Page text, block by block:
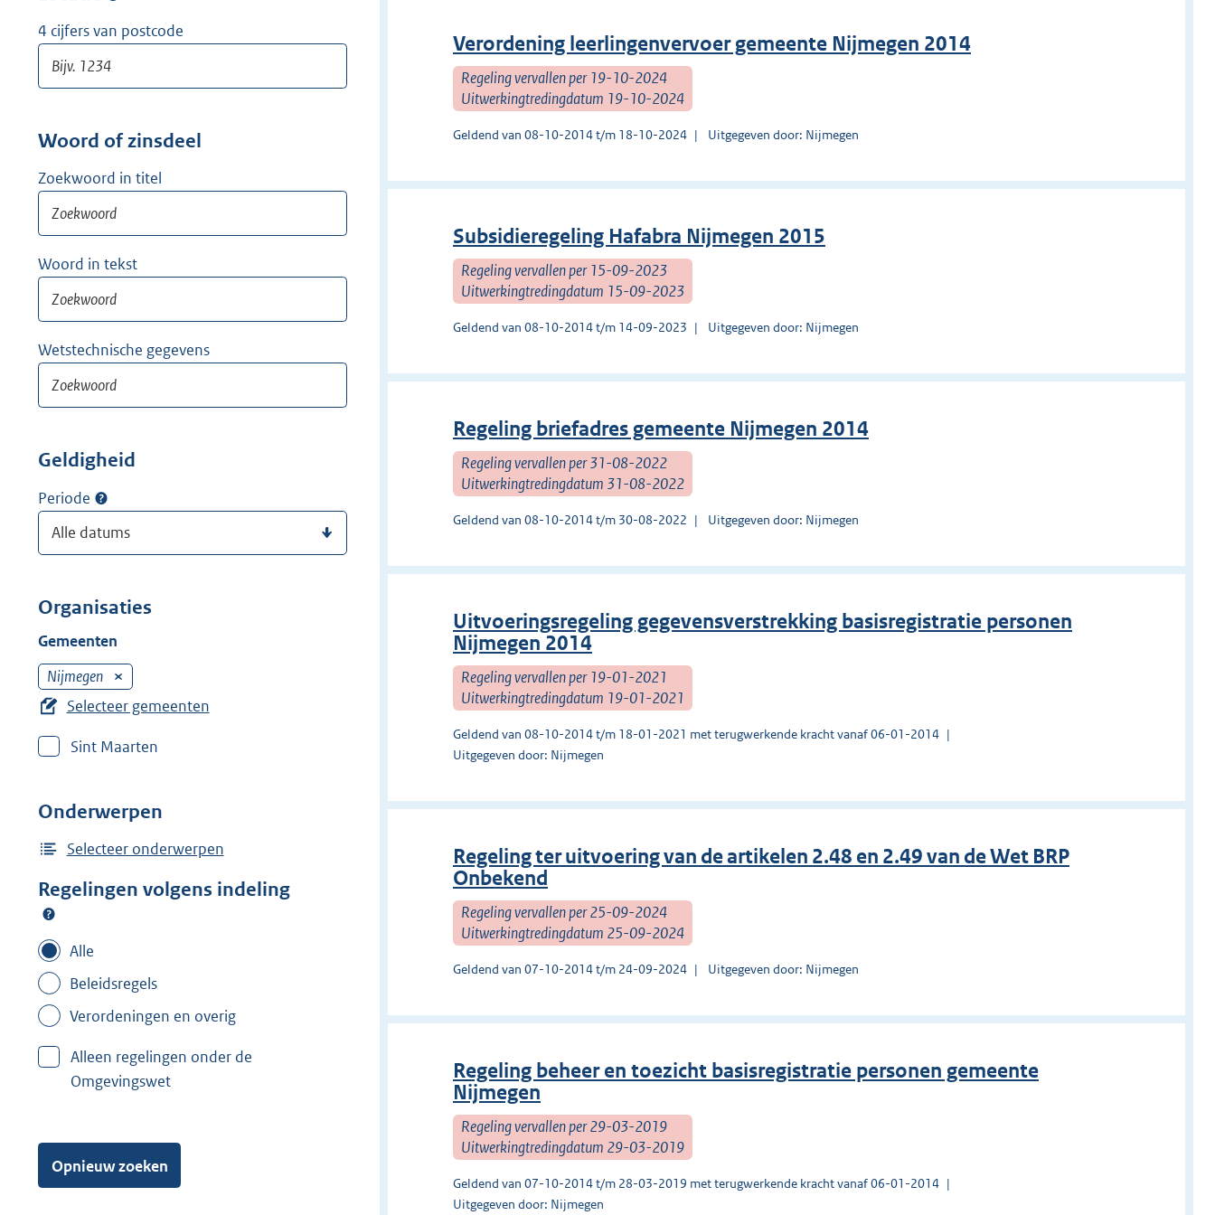
i
4 cijfers van postcode
Woord of zinsdeel
Zoekwoord in titel
Woord in tekst
Wetstechnische gegevens
Geldigheid
Periode
Organisaties
Gemeenten
Nijmegen
e
w
d
e
f
e
r
N
i
m
e
g
Selecteer gemeenten
Sint Maarten
Onderwerpen
Selecteer onderwerpen
Regelingen volgens indeling
Alle
Beleidsregels
Verordeningen en overig
Alleen regelingen onder de
Omgevingswet
Opnieuw zoeken
Verordening leerlingenvervoer gemeente Nijmegen 2014
Regeling vervallen per 19-10-2024
Uitwerkingtredingdatum 19-10-2024
Geldend van 08-10-2014 t/m 18-10-2024 Uitgegeven door: Nijmegen
Subsidieregeling Hafabra Nijmegen 2015
Regeling vervallen per 15-09-2023
Uitwerkingtredingdatum 15-09-2023
Geldend van 08-10-2014 t/m 14-09-2023 Uitgegeven door: Nijmegen
Regeling briefadres gemeente Nijmegen 2014
Regeling vervallen per 31-08-2022
Uitwerkingtredingdatum 31-08-2022
Geldend van 08-10-2014 t/m 30-08-2022 Uitgegeven door: Nijmegen
Uitvoeringsregeling gegevensverstrekking basisregistratie personen
Nijmegen 2014
Regeling vervallen per 19-01-2021
Uitwerkingtredingdatum 19-01-2021
Geldend van 08-10-2014 t/m 18-01-2021 met terugwerkende kracht vanaf 06-01-2014
Uitgegeven door: Nijmegen
Regeling ter uitvoering van de artikelen 2.48 en 2.49 van de Wet BRP
Onbekend
Regeling vervallen per 25-09-2024
Uitwerkingtredingdatum 25-09-2024
Geldend van 07-10-2014 t/m 24-09-2024 Uitgegeven door: Nijmegen
Regeling beheer en toezicht basisregistratie personen gemeente
Nijmegen
Regeling vervallen per 29-03-2019
Uitwerkingtredingdatum 29-03-2019
Geldend van 07-10-2014 t/m 28-03-2019 met terugwerkende kracht vanaf 06-01-2014
Uitgegeven door: Nijmegen